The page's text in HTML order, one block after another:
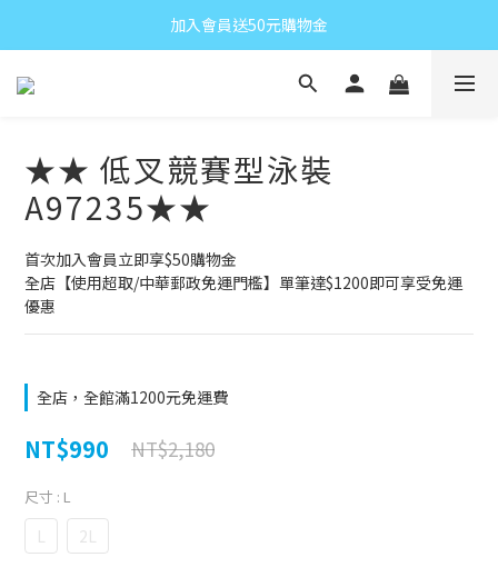
加入會員送50元購物金
★★ 低叉競賽型泳裝
A97235★★
首次加入會員立即享$50購物金
全店【使用超取/中華郵政免運門檻】單筆達$1200即可享受免運
優惠
全店，全館滿1200元免運費
NT$990 NT$2,180
尺寸 : L
L 2L